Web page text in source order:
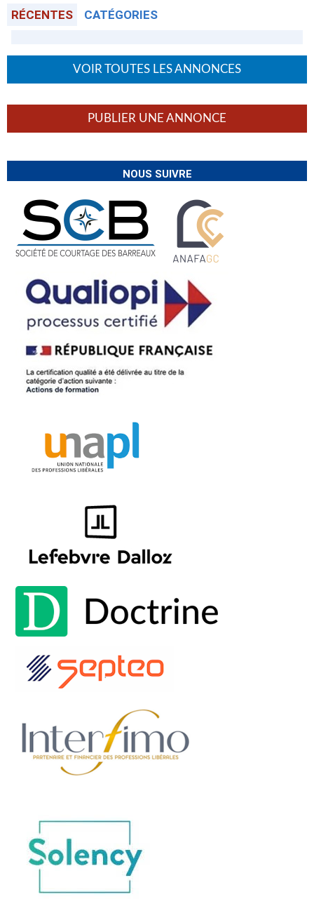
RÉCENTES CATÉGORIES
VOIR TOUTES LES ANNONCES
PUBLIER UNE ANNONCE
NOUS SUIVRE